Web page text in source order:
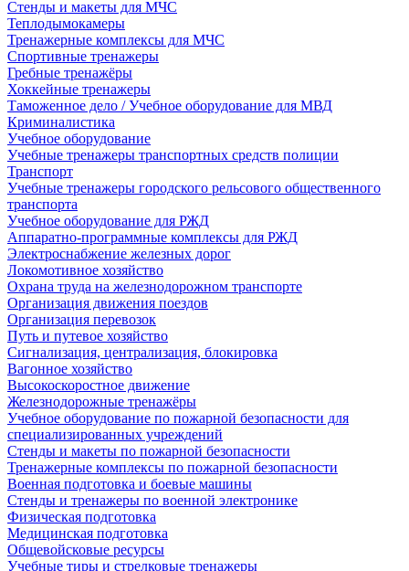
Стенды и макеты для МЧС
Теплодымокамеры
Тренажерные комплексы для МЧС
Спортивные тренажеры
Гребные тренажёры
Хоккейные тренажеры
Таможенное дело / Учебное оборудование для МВД
Криминалистика
Учебное оборудование
Учебные тренажеры транспортных средств полиции
Транспорт
Учебные тренажеры городского рельсового общественного
транспорта
Учебное оборудование для РЖД
Аппаратно-программные комплексы для РЖД
Электроснабжение железных дорог
Локомотивное хозяйство
Охрана труда на железнодорожном транспорте
Организация движения поездов
Организация перевозок
Путь и путевое хозяйство
Сигнализация, централизация, блокировка
Вагонное хозяйство
Высокоскоростное движение
Железнодорожные тренажёры
Учебное оборудование по пожарной безопасности для
специализированных учреждений
Стенды и макеты по пожарной безопасности
Тренажерные комплексы по пожарной безопасности
Военная подготовка и боевые машины
Стенды и тренажеры по военной электронике
Физическая подготовка
Медицинская подготовка
Общевойсковые ресурсы
Учебные тиры и стрелковые тренажеры